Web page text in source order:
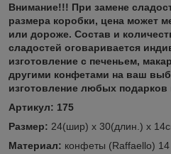
Внимание!!! При замене
размера коробки, цена может
или дороже. Состав и
сладостей оговаривается
изготовление с печеньем,
другими конфетами на ваш
изготовление любых
Артикул: 175
Размер: 24(шир) х 30(длин.) х
Материал: конфеты (Raffaello)